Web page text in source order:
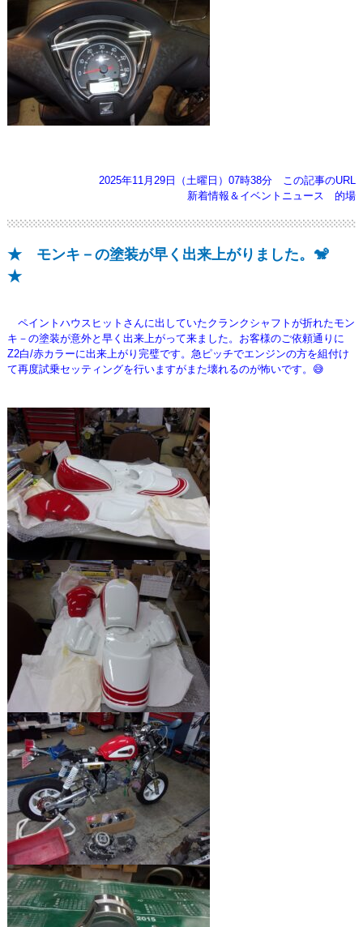
2025年11月29日（土曜日）07時38分
この記事のURL
新着情報＆イベントニュース
的場
★ モンキ－の塗装が早く出来上がりました。🐒
★
ペイントハウスヒットさんに出していたクランクシャフトが折れたモン
キ－の塗装が意外と早く出来上がって来ました。お客様のご依頼通り に
Z2白/赤カラーに出来上がり完璧です。急ピッチでエンジンの方を組付け
て再度試乗セッティングを行いますがまた壊れるのが怖いです。😅